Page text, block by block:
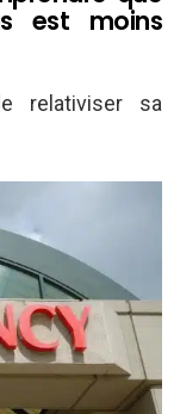
est moins
relativiser sa